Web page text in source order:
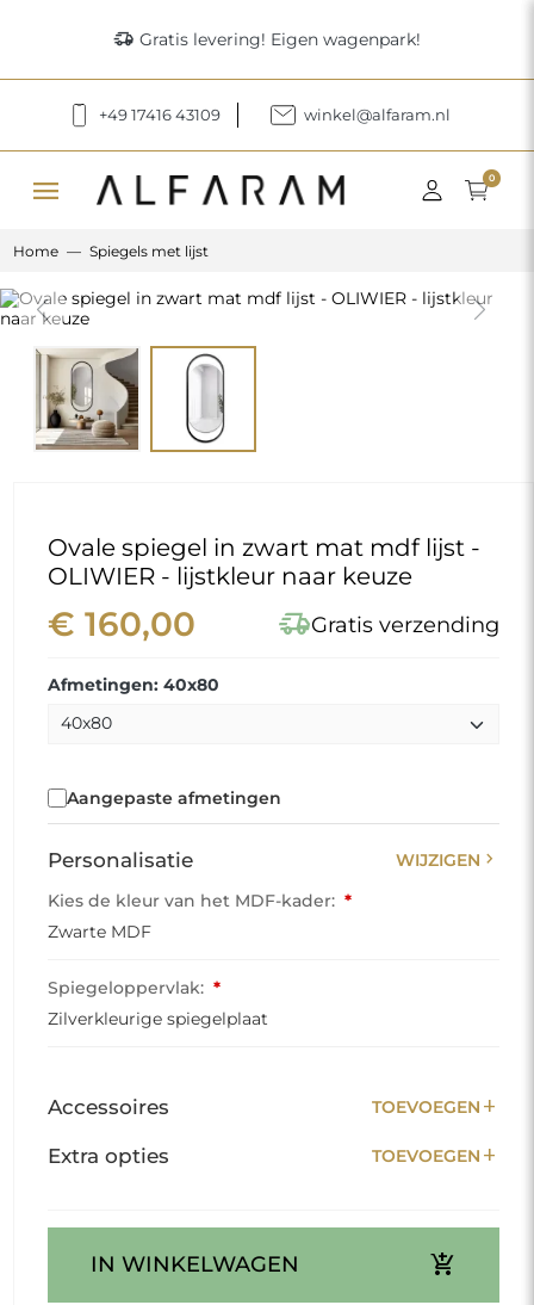
delivery_truck_speed Gratis levering! Eigen wagenpark!
+49 17416 43109 winkel@alfaram.nl
menu 0
Home Spiegels met lijst
Previous Next
Ovale spiegel in zwart mat mdf lijst -
OLIWIER - lijstkleur naar keuze
€ 160,00 delivery_truck_speedGratis verzending
Afmetingen: 40x80
Aangepaste afmetingen
Personalisatie WIJZIGEN chevron_right
Kies de kleur van het MDF-kader: *
Zwarte MDF
Spiegeloppervlak: *
Zilverkleurige spiegelplaat
Accessoires TOEVOEGEN add
Extra opties TOEVOEGEN add
IN WINKELWAGEN add_shopping_cart